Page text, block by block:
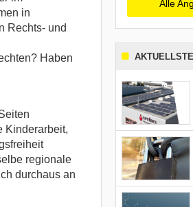
in
Rechts- und
Haben
Kinderarbeit,
regionale
durchaus an
Alle